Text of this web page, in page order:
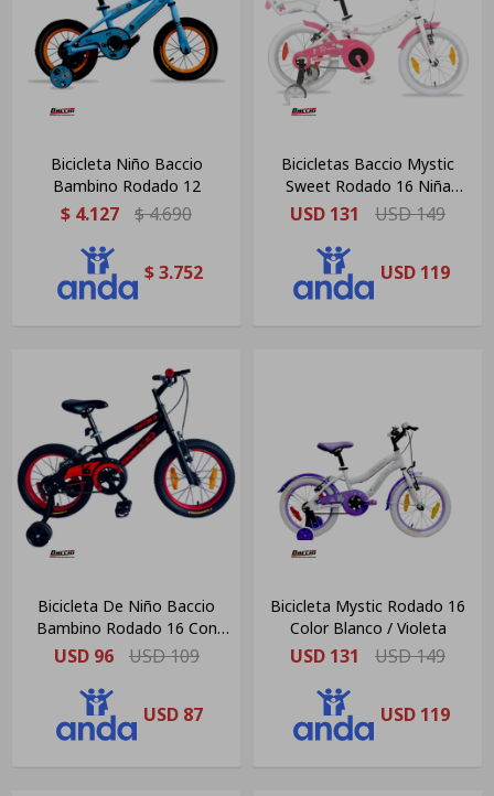
Bicicleta Niño Baccio
Bambino Rodado 12
$ 4.127 $4.690
$ 3.752
Bicicletas Baccio Mystic
Sweet Rodado 16 Niña
Blanca/ Rosa
USD 131 USD149
USD 119
Bicicleta De Niño Baccio
Bambino Rodado 16 Con
Rueditas Negra/roja
USD 96 USD109
USD 87
Bicicleta Mystic Rodado 16
Color Blanco / Violeta
USD 131 USD149
USD 119